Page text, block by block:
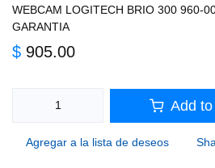
WEBCAM LOGITECH BRIO 300 960-
GARANTIA
$ 905.00
Add
Agregar a la lista de deseos